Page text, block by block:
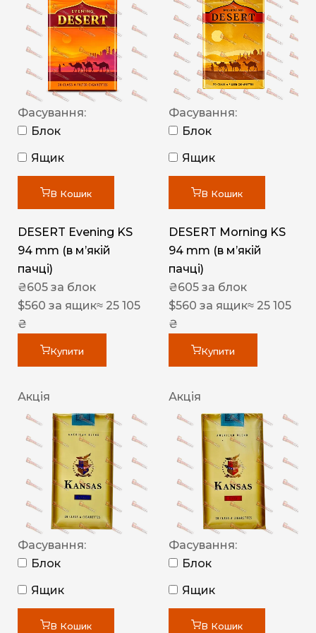
Фасування:
Блок
Ящик
В Кошик
DESERT Evening KS
94 mm (в мʼякій
пачці)
₴605 за блок
$560 за ящик≈ 25 105
₴
Купити
Фасування:
Блок
Ящик
В Кошик
DESERT Morning KS
94 mm (в мʼякій
пачці)
₴605 за блок
$560 за ящик≈ 25 105
₴
Купити
Акція
Фасування:
Блок
Ящик
В Кошик
Акція
Фасування:
Блок
Ящик
В Кошик